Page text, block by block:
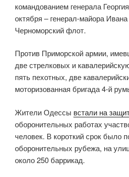
командованием генерала
октября – генерал-майора
Черноморский флот.
Против Приморской армии,
две стрелковых и
пять пехотных, две
моторизованная бригада 4-й
Жители Одессы встали на
оборонительных работах
человек. В короткий срок было
оборонительных рубежа, на
около 250 баррикад.